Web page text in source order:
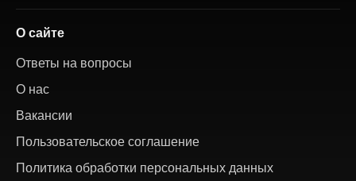
О сайте
Ответы на вопросы
О нас
Вакансии
Пользовательское соглашение
Политика обработки персональных данных